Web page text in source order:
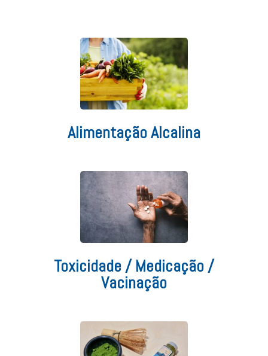
Alimentação Alcalina
Toxicidade / Medicação /
Vacinação